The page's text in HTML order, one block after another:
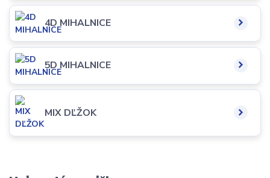
4D MIHALNICE
5D MIHALNICE
MIX DĽŽOK